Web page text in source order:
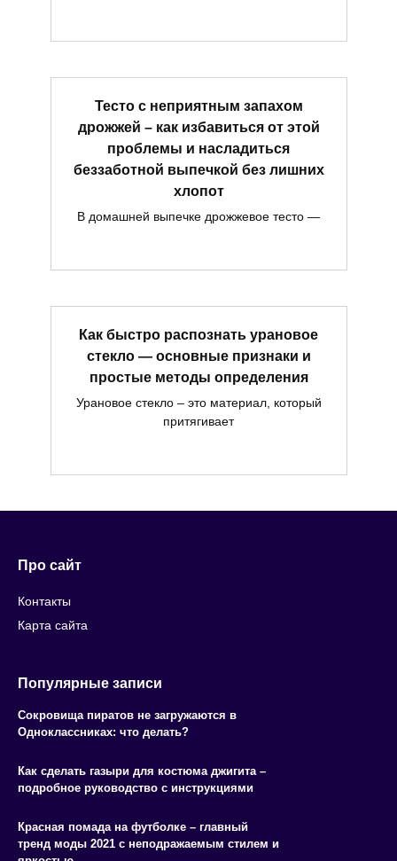
Тесто с неприятным запахом
дрожжей – как избавиться от этой
проблемы и насладиться
беззаботной выпечкой без лишних
хлопот
В домашней выпечке дрожжевое тесто —
Как быстро распознать урановое
стекло — основные признаки и
простые методы определения
Урановое стекло – это материал, который
притягивает
Про сайт
Контакты
Карта сайта
Популярные записи
Сокровища пиратов не загружаются в
Одноклассниках: что делать?
Как сделать газыри для костюма джигита –
подробное руководство с инструкциями
Красная помада на футболке – главный
тренд моды 2021 с неподражаемым стилем и